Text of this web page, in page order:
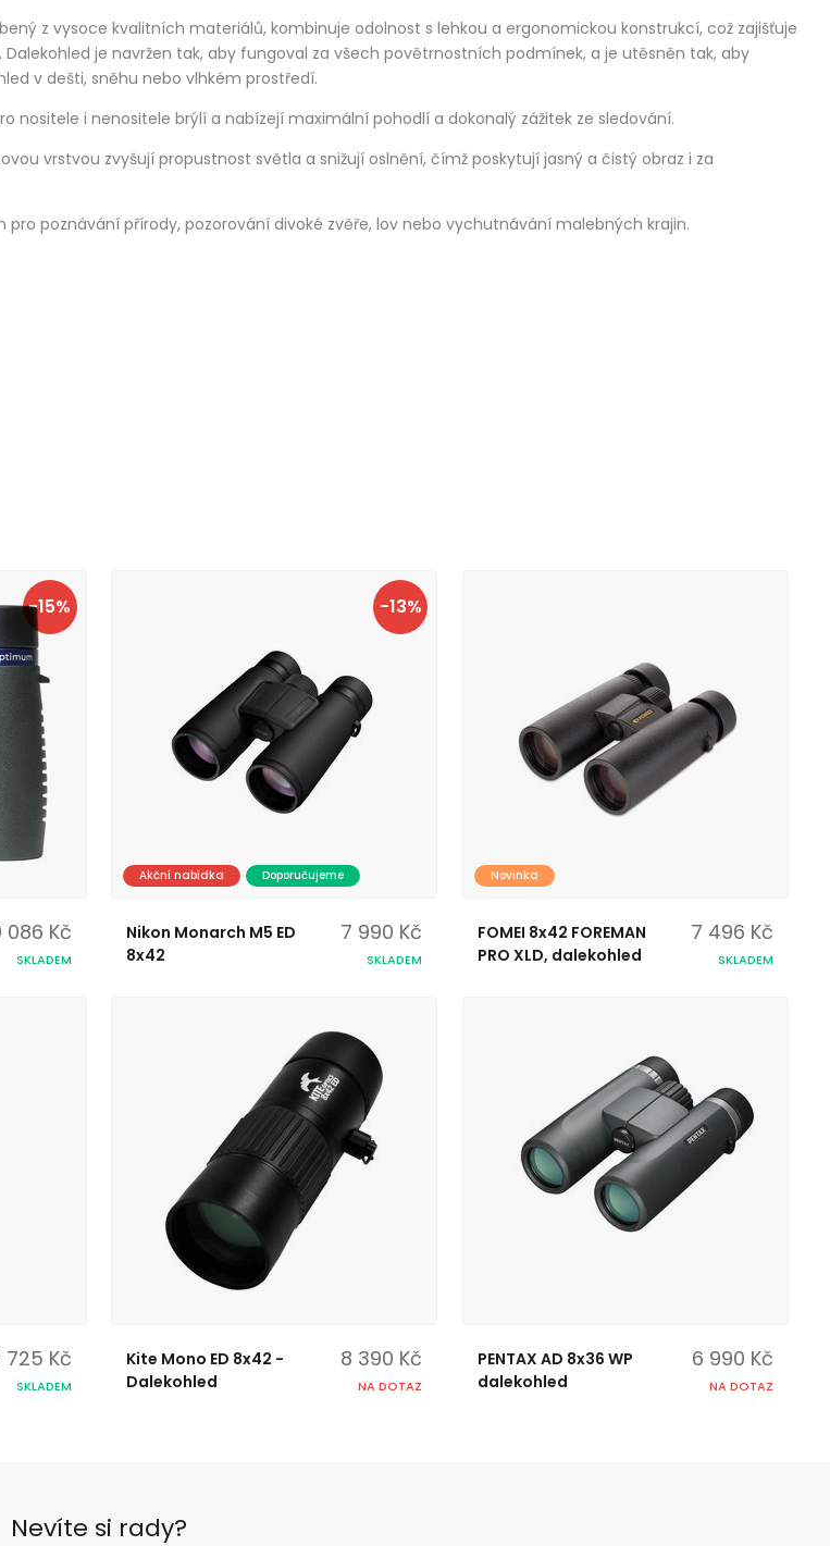
z vysoce kvalitních materiálů, kombinuje odolnost s lehkou a ergonomickou konstrukcí, což zajišťuje
je navržen tak, aby fungoval za všech povětrnostních podmínek, a je utěsněn tak, aby
v dešti, sněhu nebo vlhkém prostředí.
i nenositele brýlí a nabízejí maximální pohodlí a dokonalý zážitek ze sledování.
vrstvou zvyšují propustnost světla a snižují oslnění, čímž poskytují jasný a čistý obraz i za
poznávání přírody, pozorování divoké zvěře, lov nebo vychutnávání malebných krajin.
-15%
086 Kč
SKLADEM
-13%
Akční nabídka Doporučujeme
Nikon Monarch M5 ED
8x42
7 990 Kč
SKLADEM
Novinka
FOMEI 8x42 FOREMAN
PRO XLD, dalekohled
7 496 Kč
SKLADEM
725 Kč
SKLADEM
Kite Mono ED 8x42 -
Dalekohled
8 390 Kč
NA DOTAZ
PENTAX AD 8x36 WP
dalekohled
6 990 Kč
NA DOTAZ
Nevíte si rady?